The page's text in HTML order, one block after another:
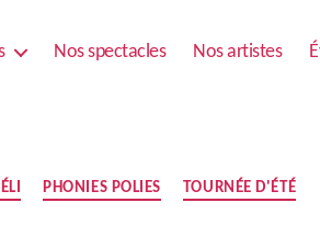
Nos spectacles Nos artistes
Catégories
PHONIES POLIES TOURNÉE D'ÉTÉ